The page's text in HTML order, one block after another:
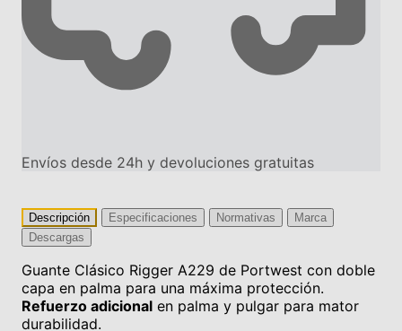
Envíos desde 24h y devoluciones gratuitas
Descripción Especificaciones Normativas
Marca
Descargas
Guante Clásico Rigger A229 de Portwest con doble
capa en palma para una máxima protección.
Refuerzo adicional en palma y pulgar para mator
durabilidad.